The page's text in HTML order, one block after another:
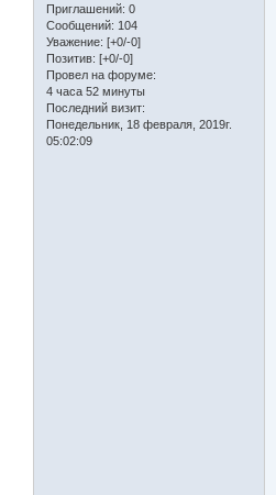
Приглашений: 0
Сообщений: 104
Уважение: [+0/-0]
Позитив: [+0/-0]
Провел на форуме:
4 часа 52 минуты
Последний визит:
Понедельник, 18 февраля, 2019г.
05:02:09